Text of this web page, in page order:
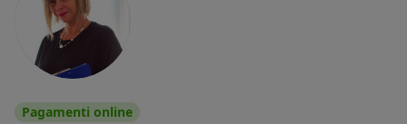
Pagamenti online